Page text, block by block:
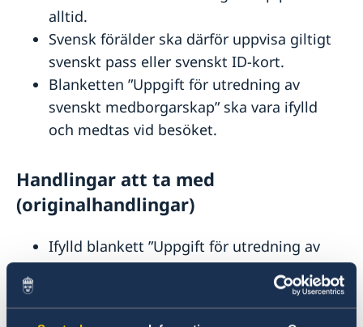
alltid.
Svensk förälder ska därför uppvisa giltigt
svenskt pass eller svenskt ID-kort.
Blanketten ”Uppgift för utredning av
svenskt medborgarskap” ska vara ifylld
och medtas vid besöket.
Handlingar att ta med
(originalhandlingar)
Ifylld blankett ”Uppgift för utredning av
svenskt medborgarskap”
Blankett ”Medgivande för minderårig”, vid
behov